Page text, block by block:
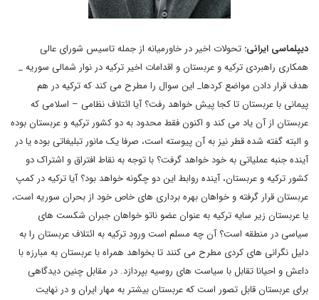
دیپلماسی ایرانی: تحولات اخیر در خاورمیانه از جمله تاسیس شورای عالی
همکاری راهبردی ترکیه و عربستان و اقدامات اخیر ترکیه در نوار شمالی سوریه _
هدف قرار دادن مواضع کردها_ این سوال را مطرح می کند که ترکیه در هم
پیمانی با عربستان تا کجا پیش خواهد رفت؟ آیا ائتلاف نظامی – اسلامی که
عربستان از آن یاد می کند و اکنون فقط محدود به دو کشور ترکیه و عربستان بوده
و البته گفته شده قطر نیز به آن پیوسته است، صرفا یک مانور تبلیغاتی بوده یا در
آینده جنبه عملیاتی به خود خواهد گرفت؟ با توجه به نقاط افتراق و اشتراک دو
کشور ترکیه و عربستان، آینده روابط این دو چگونه خواهد بود؟ آیا ترکیه در کمپ
عربستان قرار گرفته و خواهان بهره برداری های خاص خود از بحران سوریه است،
یا عربستان زیر سایه ترکیه به عنوان عضو ناتو خواهان جبران شکست های
سیاسی در منطقه است؟ آن چه مسلم است ورود ترکیه به ائتلاف عربستان را به
دلیل نگرانی های کردی مطرح می کنند تا بخواهد همراه با عربستان به مبارزه با
داعش و احیانا تقابل با سیاست های روسیه بپردازد. در مقابل چنین دیدگاهی
برای عربستان قابل تصور است که عربستان بیشتر به مهار ایران و در نهایت